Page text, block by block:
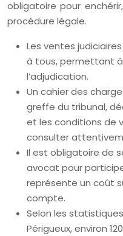
obligatoire pour
procédure légale.
Les ventes
à tous, permettant
l’adjudication.
Un cahier des
greffe du tribunal,
et les conditions de
consulter
Il est obligatoire de
avocat pour
représente un coût
compte.
Selon les
Périgueux, environ